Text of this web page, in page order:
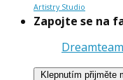
Artistry Studio
Zapojte se na
Dreamteam
Klepnutím přijměte